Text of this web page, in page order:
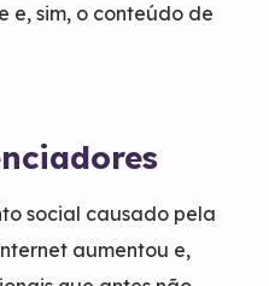
e, sim, o conteúdo de
social causado pela
aumentou e,